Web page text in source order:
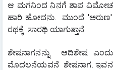
ಆ ಮಗನಿಂದ ನಿನಗೆ ಶಾಪ
ಹಾರಿ ಹೋದನು.  ಮುಂದೆ
ರಥಕ್ಕೆ  ಸಾರಥಿ ಯಾಗುತ್ತಾನೆ.
ಶೇಷನಾಗನನ್ನು  ಆದಿಶೇಷ
ಮೊದಲನೆಯವನೆ  ಶೇಷನಾಗ.